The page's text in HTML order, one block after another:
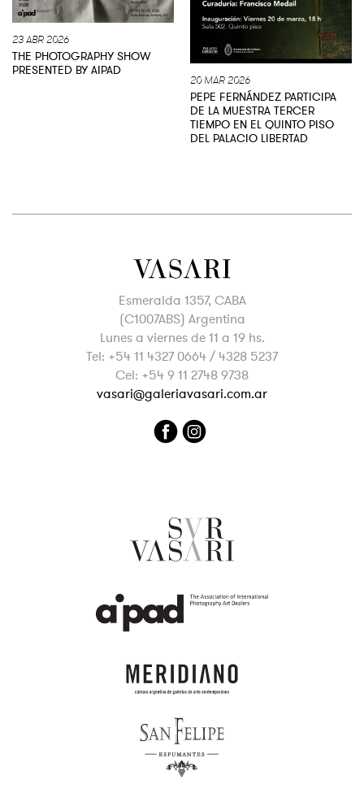
23 ABR 2026
THE PHOTOGRAPHY SHOW
PRESENTED BY AIPAD
20 MAR 2026
PEPE FERNÁNDEZ PARTICIPA
DE LA MUESTRA TERCER
TIEMPO EN EL QUINTO PISO
DEL PALACIO LIBERTAD
Esmeralda 1357, CABA
(C1007ABS) Argentina
Lunes a viernes de 11 a 19 hs.
Tel: +54 11 4327 0664 / 4328 5237
Cel: +54 9 11 2748 9738
vasari@galeriavasari.com.ar